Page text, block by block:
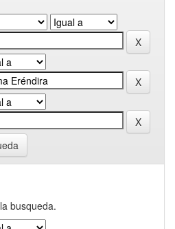
busqueda.